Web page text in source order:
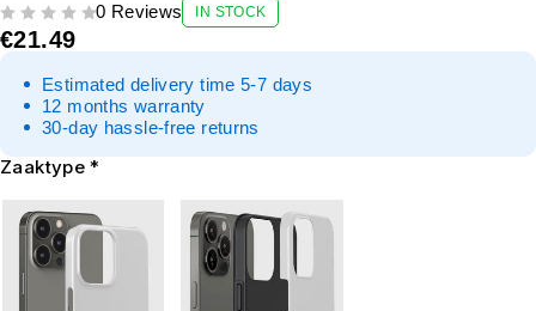
0 Reviews IN STOCK
€21.49
Estimated delivery time 5-7 days
12 months warranty
30-day hassle-free returns
Zaaktype *